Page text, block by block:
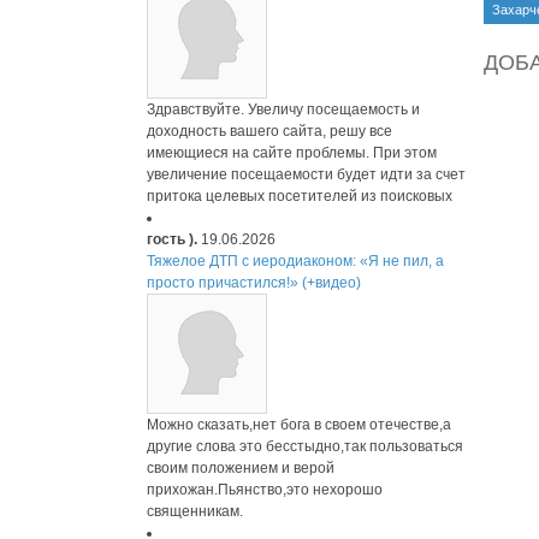
Здравствуйте. Увеличу посещаемость и
доходность вашего сайта, решу все
имеющиеся на сайте проблемы. При этом
увеличение посещаемости будет идти за счет
притока целевых посетителей из поисковых
гость ). 19.06.2026
Тяжелое ДТП с иеродиаконом: «Я не пил, а
просто причастился!» (+видео)
Можно сказать,нет бога в своем отечестве,а
другие слова это бесстыдно,так пользоваться
своим положением и верой
прихожан.Пьянство,это нехорошо
священникам.